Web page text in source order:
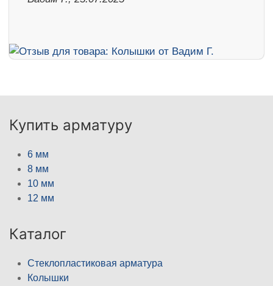
Купить арматуру
6 мм
8 мм
10 мм
12 мм
Каталог
Стеклопластиковая арматура
Колышки